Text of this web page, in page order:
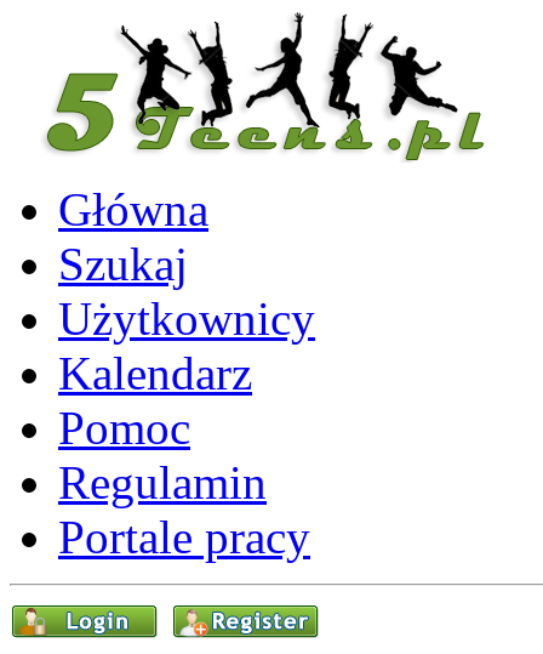
Główna
Szukaj
Użytkownicy
Kalendarz
Pomoc
Regulamin
Portale pracy